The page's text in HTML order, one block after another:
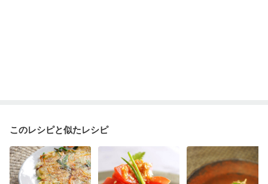
このレシピと似たレシピ